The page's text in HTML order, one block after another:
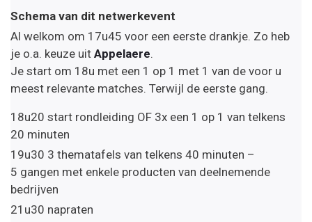
Schema van dit netwerkevent
Al welkom om 17u45 voor een eerste drankje. Zo heb
je o.a. keuze uit Appelaere.
Je start om 18u met een 1 op 1 met 1 van de voor u
meest relevante matches. Terwijl de eerste gang.
18u20 start rondleiding OF 3x een 1 op 1 van telkens
20 minuten
19u30 3 thematafels van telkens 40 minuten –
5 gangen met enkele producten van deelnemende
bedrijven
21u30 napraten